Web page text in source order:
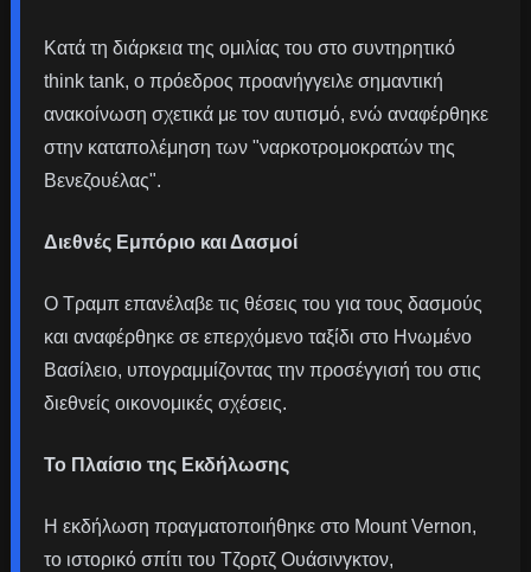
Κατά τη διάρκεια της ομιλίας του στο συντηρητικό
think tank, ο πρόεδρος προανήγγειλε σημαντική
ανακοίνωση σχετικά με τον αυτισμό, ενώ αναφέρθηκε
στην καταπολέμηση των "ναρκοτρομοκρατών της
Βενεζουέλας".
Διεθνές Εμπόριο και Δασμοί
Ο Τραμπ επανέλαβε τις θέσεις του για τους δασμούς
και αναφέρθηκε σε επερχόμενο ταξίδι στο Ηνωμένο
Βασίλειο, υπογραμμίζοντας την προσέγγισή του στις
διεθνείς οικονομικές σχέσεις.
Το Πλαίσιο της Εκδήλωσης
Η εκδήλωση πραγματοποιήθηκε στο Mount Vernon,
το ιστορικό σπίτι του Τζορτζ Ουάσινγκτον,